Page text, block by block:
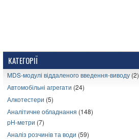
КАТЕГОРІЇ
MDS-модулі віддаленого введення-виводу (2)
Автомобільні агрегати (24)
Алкотестери (5)
Аналітичне обладнання (148)
pH-метри (7)
Аналіз розчинів та води (59)